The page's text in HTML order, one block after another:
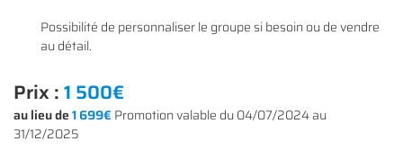
Possibilité de personnaliser le groupe si besoin ou de vendre
au détail.
Prix :1 500€
au lieu de1 699€ Promotion valable du 04/07/2024 au
31/12/2025